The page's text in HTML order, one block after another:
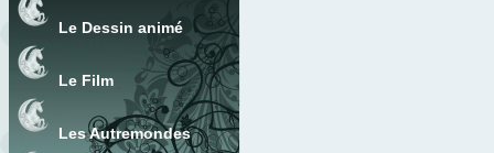
Le Dessin animé
Le Film
Les Autremondes